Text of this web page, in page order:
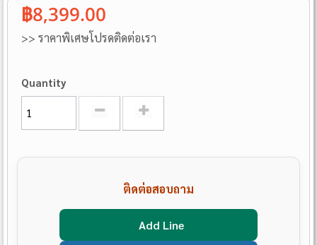
฿8,399.00
>> ราคาพิเศษโปรดติดต่อเรา
Quantity
ติดต่อสอบถาม
Add Line